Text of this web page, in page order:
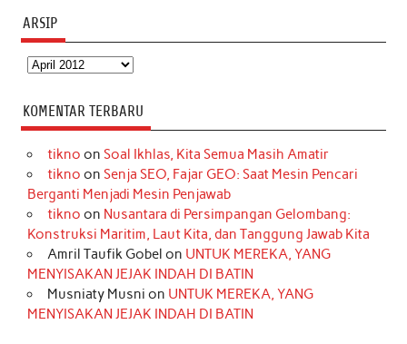
ARSIP
Arsip
KOMENTAR TERBARU
tikno on Soal Ikhlas, Kita Semua Masih Amatir
tikno on Senja SEO, Fajar GEO: Saat Mesin Pencari
Berganti Menjadi Mesin Penjawab
tikno on Nusantara di Persimpangan Gelombang:
Konstruksi Maritim, Laut Kita, dan Tanggung Jawab Kita
Amril Taufik Gobel on UNTUK MEREKA, YANG
MENYISAKAN JEJAK INDAH DI BATIN
Musniaty Musni on UNTUK MEREKA, YANG
MENYISAKAN JEJAK INDAH DI BATIN